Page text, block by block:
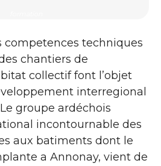
competences techniques
chantiers de
collectif font l’objet
interregional
groupe ardéchois
incontournable des
aux batiments dont le
a Annonay, vient de